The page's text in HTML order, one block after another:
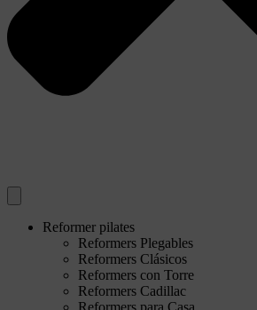
Reformer pilates
Reformers Plegables
Reformers Clásicos
Reformers con Torre
Reformers Cadillac
Reformers para Casa